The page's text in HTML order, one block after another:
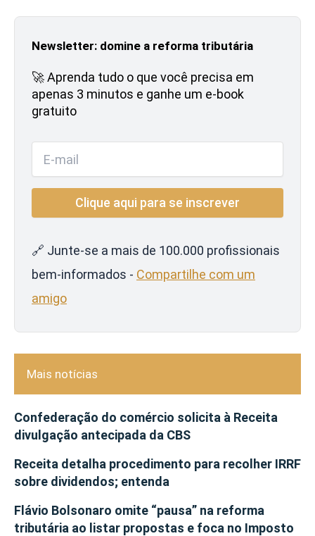
Newsletter: domine a reforma tributária
🚀 Aprenda tudo o que você precisa em
apenas 3 minutos e ganhe um e-book
gratuito
🔗 Junte-se a mais de 100.000 profissionais
bem-informados - Compartilhe com um
amigo
Mais notícias
Confederação do comércio solicita à Receita
divulgação antecipada da CBS
Receita detalha procedimento para recolher IRRF
sobre dividendos; entenda
Flávio Bolsonaro omite “pausa” na reforma
tributária ao listar propostas e foca no Imposto